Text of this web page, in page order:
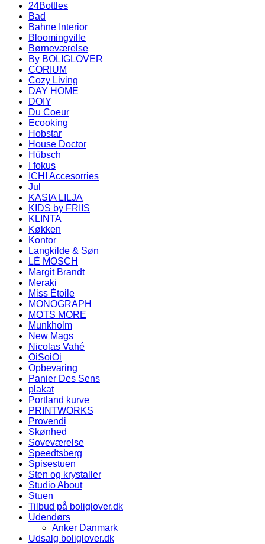
24Bottles
Bad
Bahne Interior
Bloomingville
Børneværelse
By BOLIGLOVER
CORIUM
Cozy Living
DAY HOME
DOIY
Du Coeur
Ecooking
Hobstar
House Doctor
Hübsch
I fokus
ICHI Accesorries
Jul
KASIA LILJA
KIDS by FRIIS
KLINTA
Køkken
Kontor
Langkilde & Søn
LÈ MOSCH
Margit Brandt
Meraki
Miss Étoile
MONOGRAPH
MOTS MORE
Munkholm
New Mags
Nicolas Vahé
OiSoiOi
Opbevaring
Panier Des Sens
plakat
Portland kurve
PRINTWORKS
Provendi
Skønhed
Soveværelse
Speedtsberg
Spisestuen
Sten og krystaller
Studio About
Stuen
Tilbud på boliglover.dk
Udendørs
Anker Danmark
Udsalg boliglover.dk